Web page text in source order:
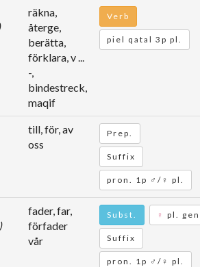
räkna,
återge,
berätta,
förklara, v ...
-,
bindestreck,
maqif
Verb
piel qatal 3p pl.
till, för, av
oss
Prep.
Suffix
pron. 1p ♂/♀ pl.
fader, far,
förfader
vår
Subst. ♀ pl.
Suffix
pron. 1p ♂/♀ pl.